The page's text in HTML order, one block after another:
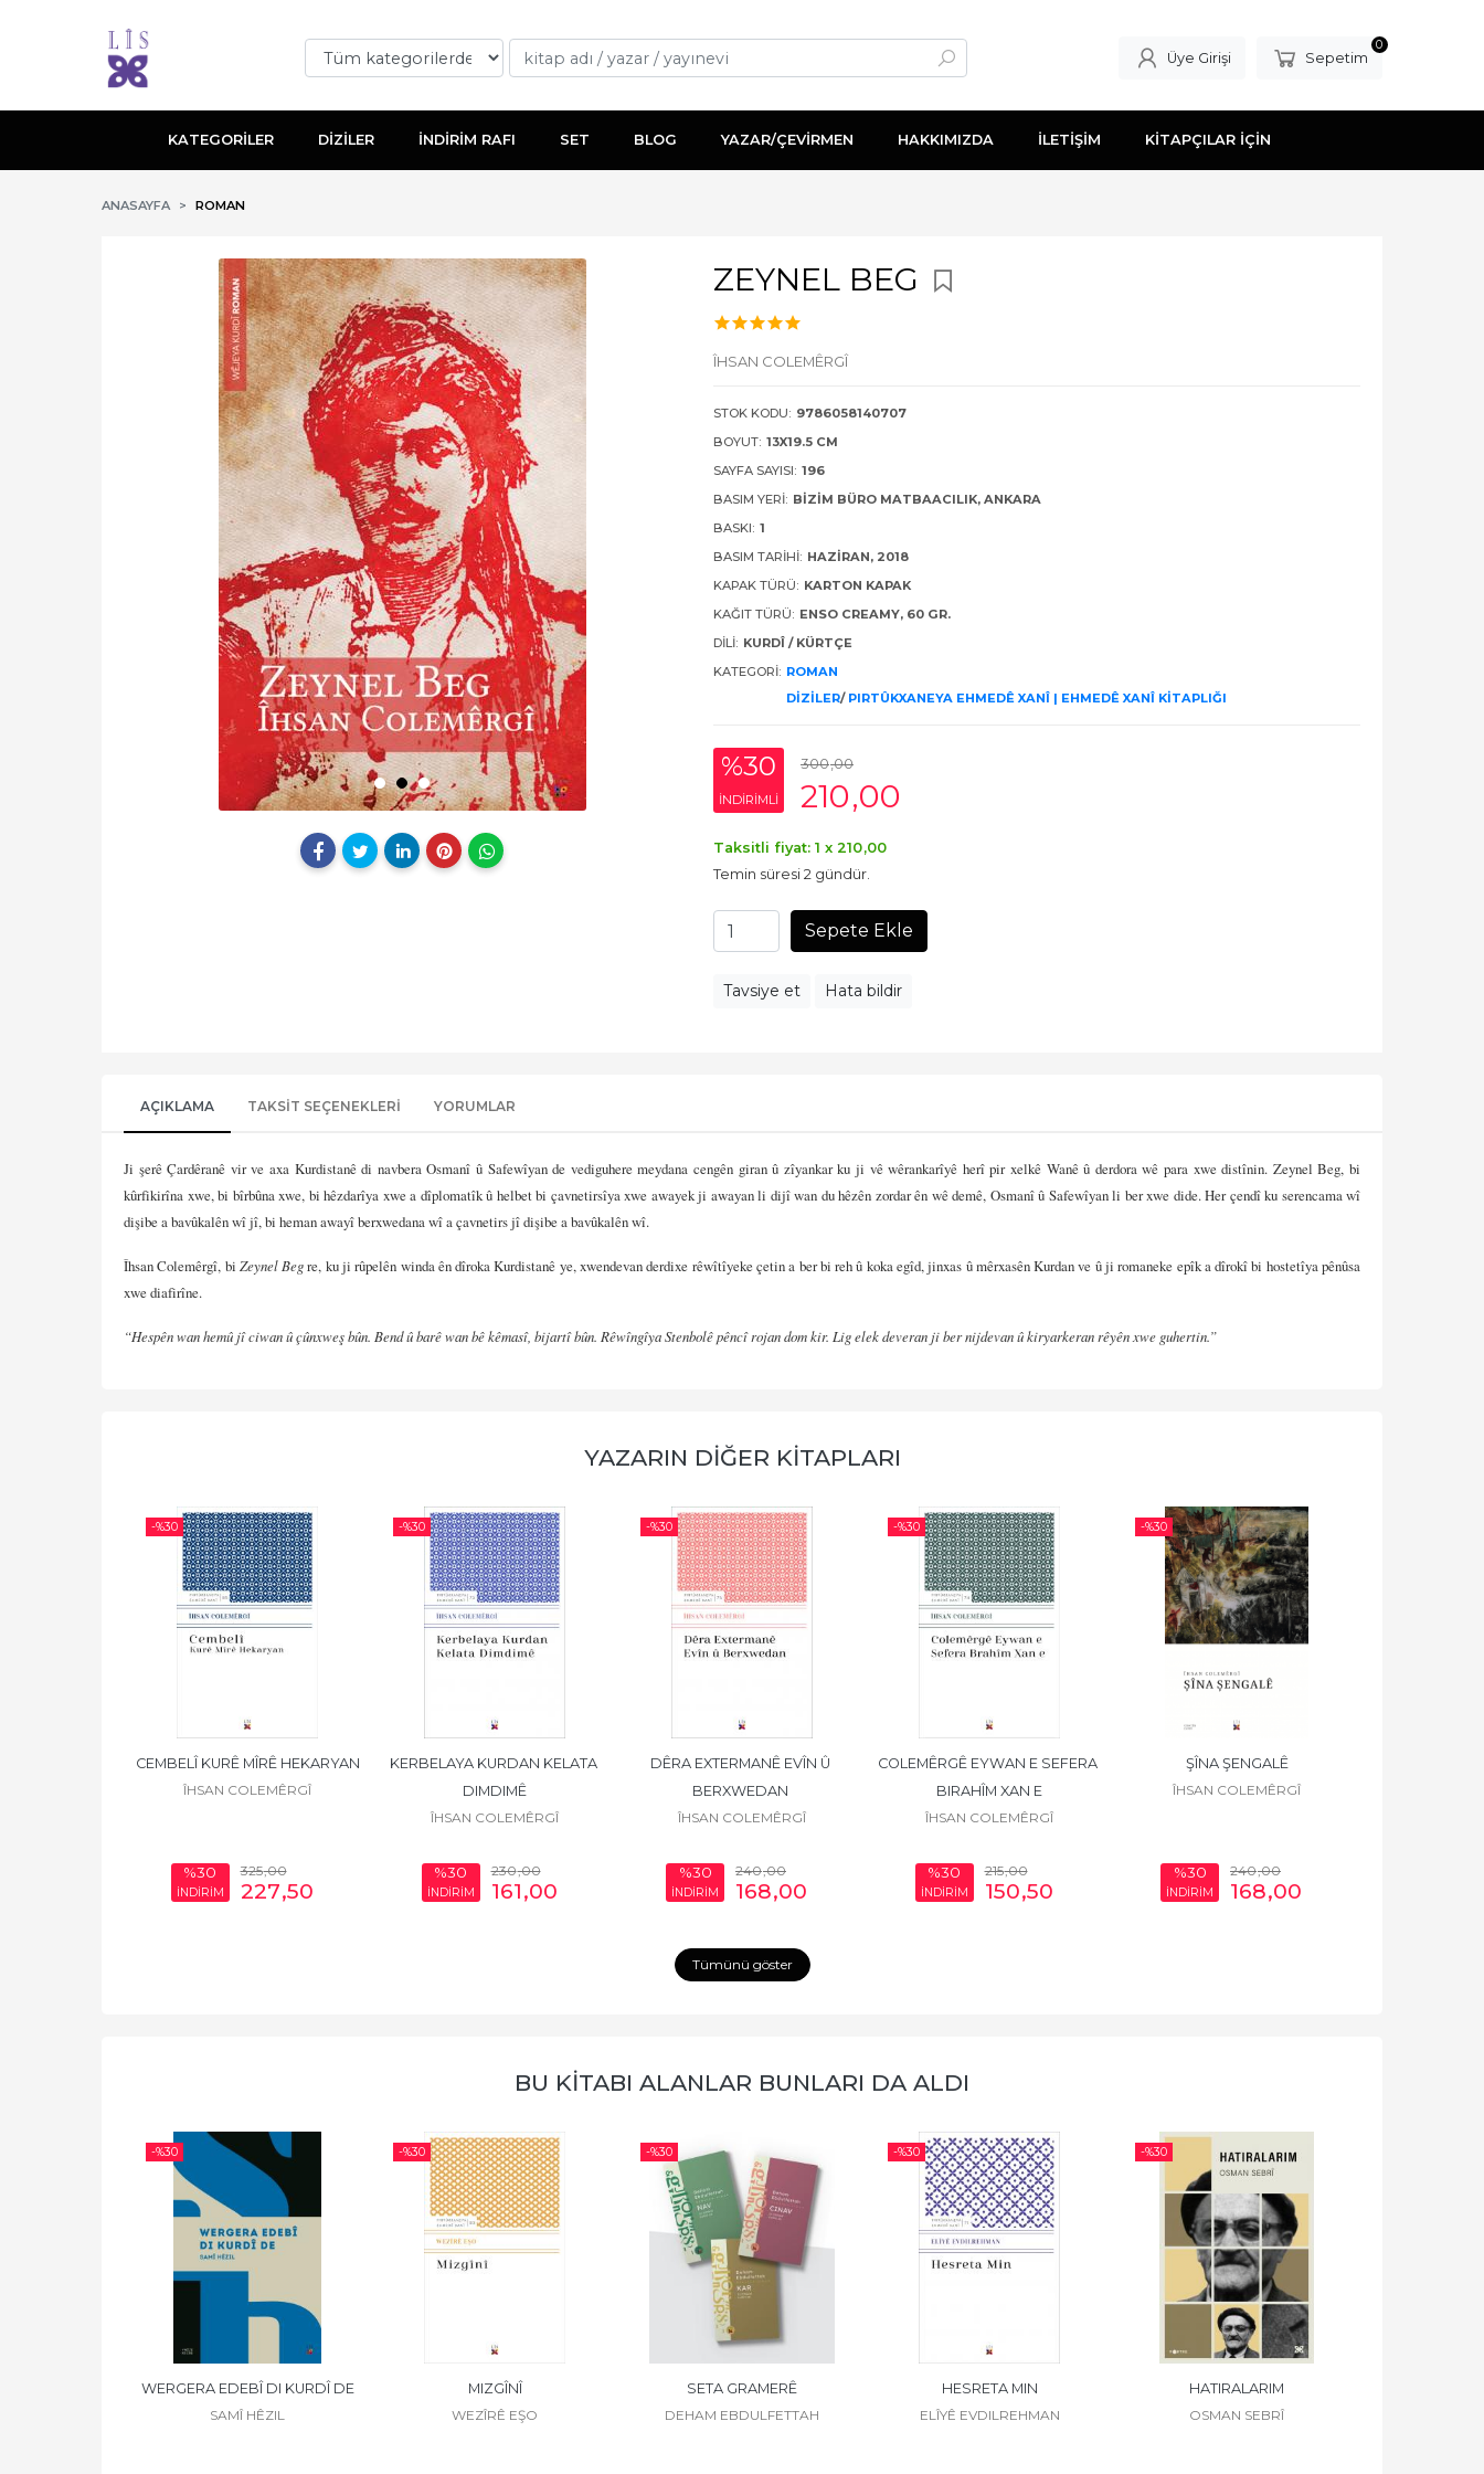
Üye Girişi Sepetim
0
KATEGORİLER DİZİLER İNDİRİM RAFI SET BLOG YAZAR/ÇEVİRMEN HAKKIMIZDA İLETİŞİM KİTAPÇILAR İÇİN
ANASAYFA ROMAN
ZEYNEL BEG
ÎHSAN COLEMÊRGÎ
STOK KODU: 9786058140707
BOYUT: 13X19.5 CM
SAYFA SAYISI: 196
BASIM YERI: BIZIM BÜRO MATBAACILIK, ANKARA
BASKI: 1
BASIM TARIHI: HAZIRAN, 2018
KAPAK TÜRÜ: KARTON KAPAK
KAĞIT TÜRÜ: ENSO CREAMY, 60 GR.
DILI: KURDÎ / KÜRTÇE
KATEGORI: ROMAN
DİZİLER/ PIRTÛKXANEYA EHMEDÊ XANÎ | EHMEDÊ XANÎ KİTAPLIĞI
%30
INDIRIMLI
300,00
210,00
Taksitli fiyat: 1 x 210,00
Temin süresi 2 gündür.
Sepete Ekle
Tavsiye et Hata bildir
AÇIKLAMA TAKSIT SEÇENEKLERI YORUMLAR
Ji şerê Çardêranê vir ve axa Kurdistanê di navbera Osmanî û Safewîyan de vediguhere meydana cengên giran û zîyankar ku ji vê wêrankarîyê herî pir xelkê Wanê û derdora wê para xwe distînin. Zeynel Beg, bi
kûrfikirîna xwe, bi bîrbûna xwe, bi hêzdarîya xwe a dîplomatîk û helbet bi çavnetirsîya xwe awayek ji awayan li dijî wan du hêzên zordar ên wê demê, Osmanî û Safewîyan li ber xwe dide. Her çendî ku serencama wî
dişibe a bavûkalên wî jî, bi heman awayî berxwedana wî a çavnetirs jî dişibe a bavûkalên wî.
Îhsan Colemêrgî, bi Zeynel Begre, ku ji rûpelên winda ên dîroka Kurdistanê ye, xwendevan derdixe rêwîtîyeke çetin a ber bi reh û koka egîd, jinxas û mêrxasên Kurdan ve û ji romaneke epîk a dîrokî bi hostetîya pênûsa
xwe diafirîne.
“Hespên wan hemû jî ciwan û çûnxweş bûn. Bend û barê wan bê kêmasî, bijartî bûn. Rêwîngîya Stenbolê pêncî rojan dom kir. Lig elek deveran ji ber nijdevan û kiryarkeran rêyên xwe guhertin.”
YAZARIN DİĞER KİTAPLARI
-%30
CEMBELÎ KURÊ MÎRÊ HEKARYAN
ÎHSAN COLEMÊRGÎ
%30
İNDİRİM
325,00
227,50
-%30
KERBELAYA KURDAN KELATA
DIMDIMÊ
ÎHSAN COLEMÊRGÎ
%30
İNDİRİM
230,00
161,00
-%30
DÊRA EXTERMANÊ EVÎN Û
BERXWEDAN
ÎHSAN COLEMÊRGÎ
%30
İNDİRİM
240,00
168,00
-%30
COLEMÊRGÊ EYWAN E SEFERA
BIRAHÎM XAN E
ÎHSAN COLEMÊRGÎ
%30
İNDİRİM
215,00
150,50
-%30
ŞÎNA ŞENGALÊ
ÎHSAN COLEMÊRGÎ
%30
İNDİRİM
240,00
168,00
Tümünü göster
BU KİTABI ALANLAR BUNLARI DA ALDI
-%30
WERGERA EDEBÎ DI KURDÎ DE
SAMÎ HÊZIL
-%30
MIZGÎNÎ
WEZÎRÊ EŞO
-%30
SETA GRAMERÊ
DEHAM EBDULFETTAH
-%30
HESRETA MIN
ELÎYÊ EVDILREHMAN
-%30
HATIRALARIM
OSMAN SEBRÎ